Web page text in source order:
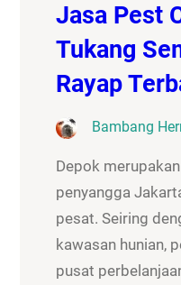
Jasa Pest
Tukang
Rayap
Bambang
Depok
penyangga
pesat. Seiring
kawasan hunian,
pusat